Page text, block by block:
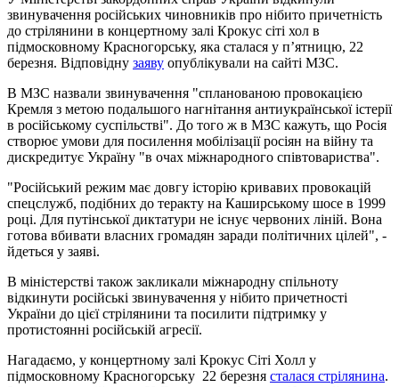
звинувачення російських чиновників про нібито причетність
до стрілянини в концертному залі Крокус сіті хол в
підмосковному Красногорську, яка сталася у п’ятницю, 22
березня. Відповідну заяву опублікували на сайті МЗС.
В МЗС назвали звинувачення "спланованою провокацією
Кремля з метою подальшого нагнітання антиукраїнської істерії
в російському суспільстві". До того ж в МЗС кажуть, що Росія
створює умови для посилення мобілізації росіян на війну та
дискредитує Україну "в очах міжнародного співтовариства".
"Російський режим має довгу історію кривавих провокацій
спецслужб, подібних до теракту на Каширському шосе в 1999
році. Для путінської диктатури не існує червоних ліній. Вона
готова вбивати власних громадян заради політичних цілей", -
йдеться у заяві.
В міністерстві також закликали міжнародну спільноту
відкинути російські звинувачення у нібито причетності
України до цієї стрілянини та посилити підтримку у
протистоянні російській агресії.
Нагадаємо, у концертному залі Крокус Сіті Холл у
підмосковному Красногорську 22 березня сталася стрілянина.